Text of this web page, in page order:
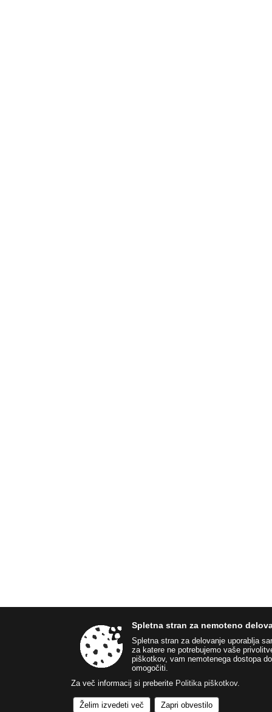
Spletna stran za nemoteno
Spletna stran za delovanje uporablja
za katere ne potrebujemo vaše
piškotkov, vam nemotenega dostopa
omogočiti.
Za več informacij si preberite Politika piškotkov.
Želim izvedeti več Zapri obvestilo